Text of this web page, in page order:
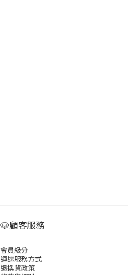
🐶顧客服務
會員級分
運送服務方式
退換貨政策